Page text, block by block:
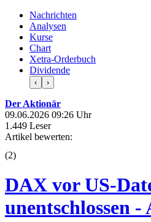
Nachrichten
Analysen
Kurse
Chart
Xetra-Orderbuch
Dividende
‹ ›
Der Aktionär
09.06.2026 09:26 Uhr
1.449 Leser
Artikel bewerten:
(2)
DAX vor US-
unentschlossen -